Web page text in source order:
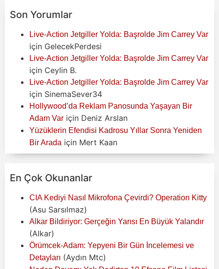
Son Yorumlar
Live-Action Jetgiller Yolda: Başrolde Jim Carrey Var
için GelecekPerdesi
Live-Action Jetgiller Yolda: Başrolde Jim Carrey Var
için Ceylin B.
Live-Action Jetgiller Yolda: Başrolde Jim Carrey Var
için SinemaSever34
Hollywood’da Reklam Panosunda Yaşayan Bir
Adam Var için Deniz Arslan
Yüzüklerin Efendisi Kadrosu Yıllar Sonra Yeniden
Bir Arada için Mert Kaan
En Çok Okunanlar
CIA Kediyi Nasıl Mikrofona Çevirdi? Operation Kitty
(Asu Sarsılmaz)
Alkar Bildiriyor: Gerçeğin Yarısı En Büyük Yalandır
(Alkar)
Örümcek-Adam: Yepyeni Bir Gün İncelemesi ve
Detayları (Aydın Mtc)